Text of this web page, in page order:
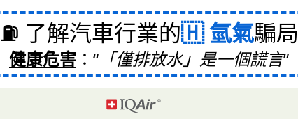
⛽ 了解汽車行業的 氫氣騙局
健康危害 ： 「僅排放水」是一個謊言